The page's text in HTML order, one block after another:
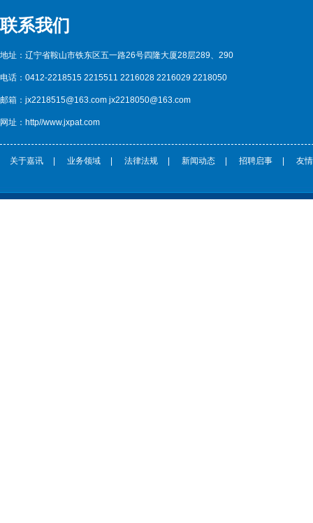
联系我们
地址：辽宁省鞍山市铁东区五一路26号四隆大厦28层289、290
电话：0412-2218515 2215511 2216028 2216029 2218050
邮箱：jx2218515@163.com jx2218050@163.com
网址：http//www.jxpat.com
关于嘉讯 业务领域 法律法规 新闻动态 招聘启事 友